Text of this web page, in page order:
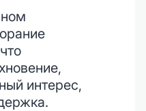
интерес,